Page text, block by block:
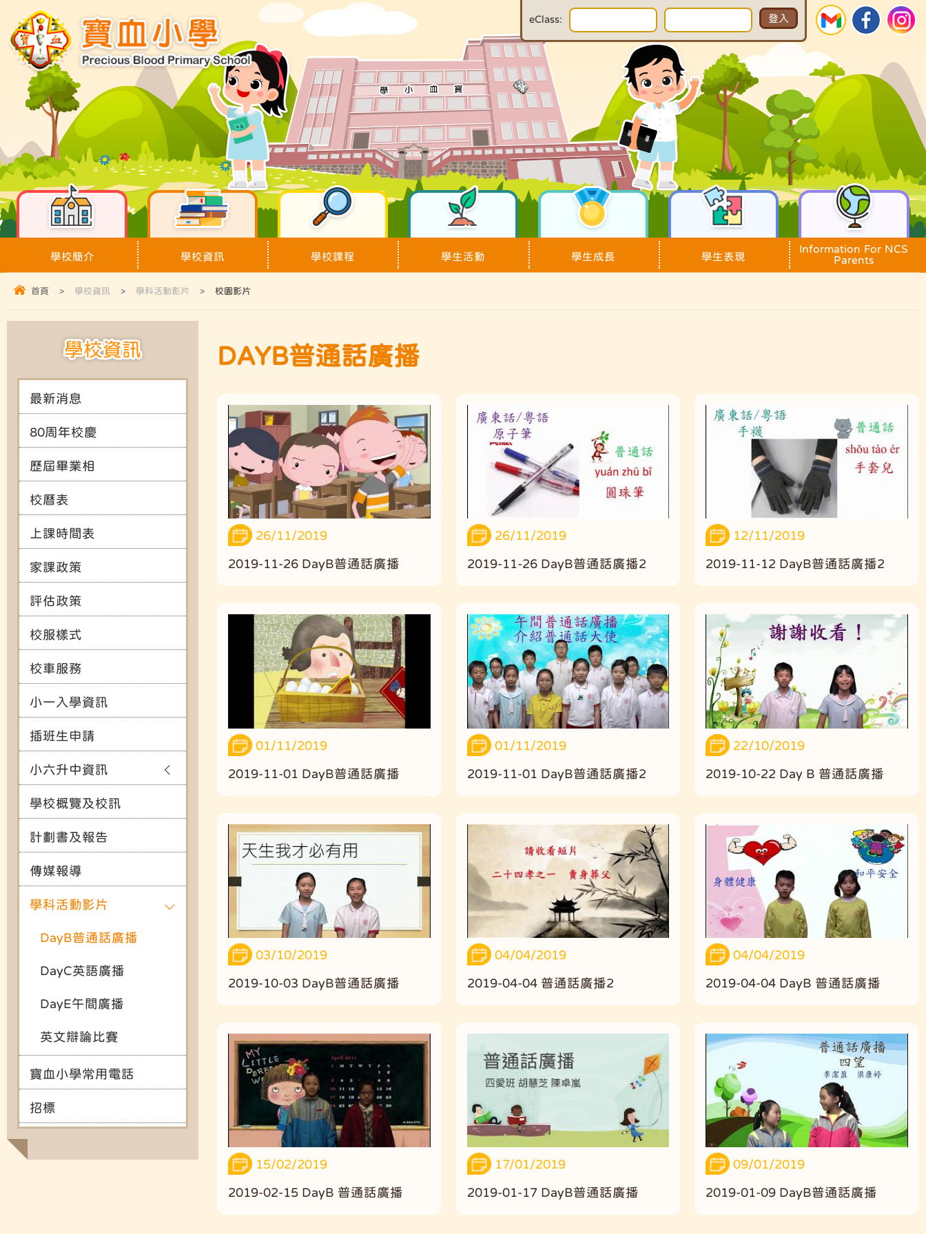
eClass:
學校簡介 學校資訊 學校課程 學生活動 學生成長 學生表現
Information For NCS
Parents
首頁 > 學校資訊 > 學科活動影片 > 校園影片
DAYB普通話廣播
26/11/2019
2019-11-26 DayB普通話廣播
26/11/2019
2019-11-26 DayB普通話廣播2
12/11/2019
2019-11-12 DayB普通話廣播2
01/11/2019
2019-11-01 DayB普通話廣播
01/11/2019
2019-11-01 DayB普通話廣播2
22/10/2019
2019-10-22 Day B 普通話廣播
03/10/2019
2019-10-03 DayB普通話廣播
04/04/2019
2019-04-04 普通話廣播2
04/04/2019
2019-04-04 DayB 普通話廣播
15/02/2019
2019-02-15 DayB 普通話廣播
17/01/2019
2019-01-17 DayB普通話廣播
09/01/2019
2019-01-09 DayB普通話廣播
學校資訊
最新消息
80周年校慶
歷屆畢業相
校曆表
上課時間表
家課政策
評估政策
校服樣式
校車服務
小一入學資訊
插班生申請
小六升中資訊
學校概覽及校訊
計劃書及報告
傳媒報導
學科活動影片
DayB普通話廣播
DayC英語廣播
DayE午間廣播
英文辯論比賽
寶血小學常用電話
招標